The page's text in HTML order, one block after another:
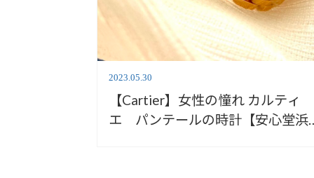
2023.05.30
【Cartier】女性の憧れ カルティ
エ パンテールの時計【安心堂浜